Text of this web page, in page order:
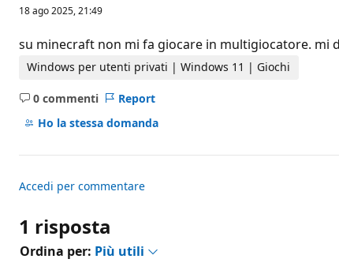
n
i
d
i
r
p
t
i
n
e
18 ago 2025, 21:49
su minecraft non mi fa giocare in multigiocatore. mi
Windows per utenti privati | Windows 11 | Giochi
0 commenti
Nessun
commento
Report
Ho la stessa domanda
Accedi per commentare
1 risposta
Ordina per: Più utili